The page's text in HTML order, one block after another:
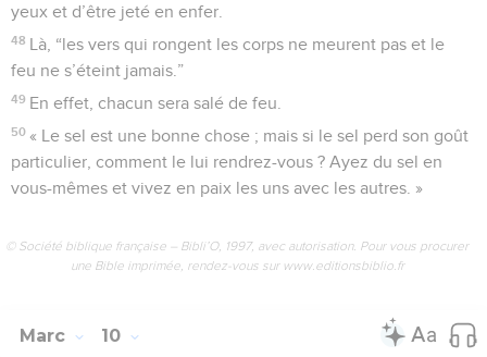
yeux et d’être jeté en enfer.
48 Là, “les vers qui rongent les corps ne meurent pas et le
feu ne s’éteint jamais.”
49 En effet, chacun sera salé de feu.
50 « Le sel est une bonne chose ; mais si le sel perd son goût
particulier, comment le lui rendrez-vous ? Ayez du sel en
vous-mêmes et vivez en paix les uns avec les autres. »
© Société biblique française – Bibli’O, 1997, avec autorisation. Pour vous procurer
une Bible imprimée, rendez-vous sur www.editionsbiblio.fr
Marc 10